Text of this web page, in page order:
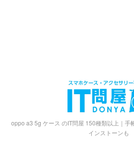
oppo a3 5g ケース のIT問屋 150種類以上｜手
インストーンも